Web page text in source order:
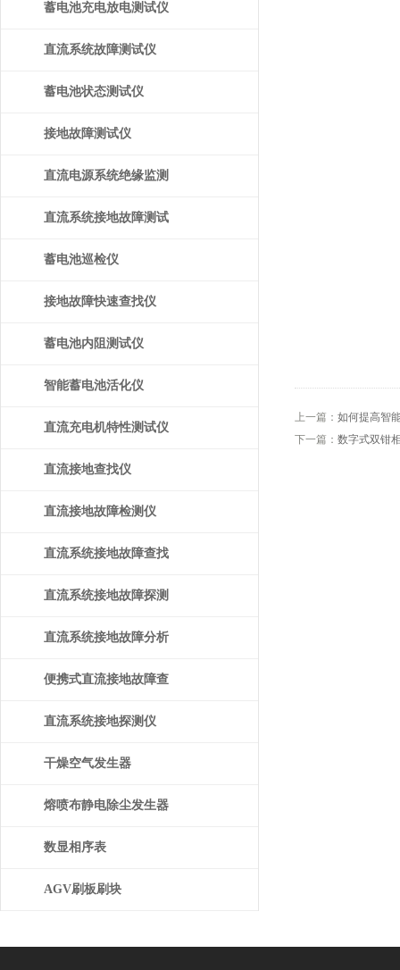
蓄电池充电放电测试仪
直流系统故障测试仪
蓄电池状态测试仪
接地故障测试仪
直流电源系统绝缘监测
装置
直流系统接地故障测试
仪
蓄电池巡检仪
接地故障快速查找仪
蓄电池内阻测试仪
智能蓄电池活化仪
直流充电机特性测试仪
直流接地查找仪
直流接地故障检测仪
直流系统接地故障查找
仪
直流系统接地故障探测
仪
直流系统接地故障分析
仪
便携式直流接地故障查
找仪
直流系统接地探测仪
干燥空气发生器
熔喷布静电除尘发生器
数显相序表
AGV刷板刷块
上一篇： 如何提高智
下一篇： 数字式双钳